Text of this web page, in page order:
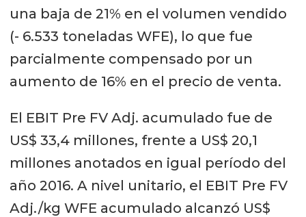
una baja de 21% en el volumen vendido
(- 6.533 toneladas WFE), lo que fue
parcialmente compensado por un
aumento de 16% en el precio de venta.
El EBIT Pre FV Adj. acumulado fue de
US$ 33,4 millones, frente a US$ 20,1
millones anotados en igual período del
año 2016. A nivel unitario, el EBIT Pre FV
Adj./kg WFE acumulado alcanzó US$